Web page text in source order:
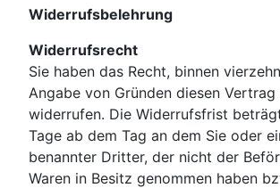
Widerrufsbelehrung
Widerrufsrecht
Sie haben das Recht, binnen
Angabe von Gründen diesen Vertrag
widerrufen. Die Widerrufsfrist
Tage ab dem Tag an dem Sie oder
benannter Dritter, der nicht der
Waren in Besitz genommen haben